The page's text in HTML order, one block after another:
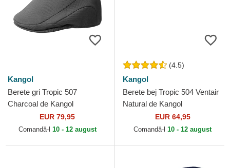
Kangol
Berete gri Tropic 507
Charcoal de Kangol
EUR 79,95
Comandă-l 10 - 12 august
(4.5)
Kangol
Berete bej Tropic 504 Ventair
Natural de Kangol
EUR 64,95
Comandă-l 10 - 12 august